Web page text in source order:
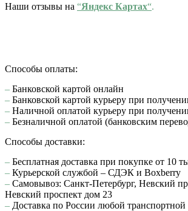
Наши отзывы на “Яндекс Картах“.
Способы оплаты:
– Банковской картой онлайн
– Банковской картой курьеру при
– Наличной оплатой курьеру при
– Безналичной оплатой (банковским
Способы доставки:
– Бесплатная доставка при покупке от 10
– Курьерской службой – СДЭК и Boxberry
– Самовывоз: Санкт-Петербург, Невский
Невский проспект дом 23
– Доставка по России любой